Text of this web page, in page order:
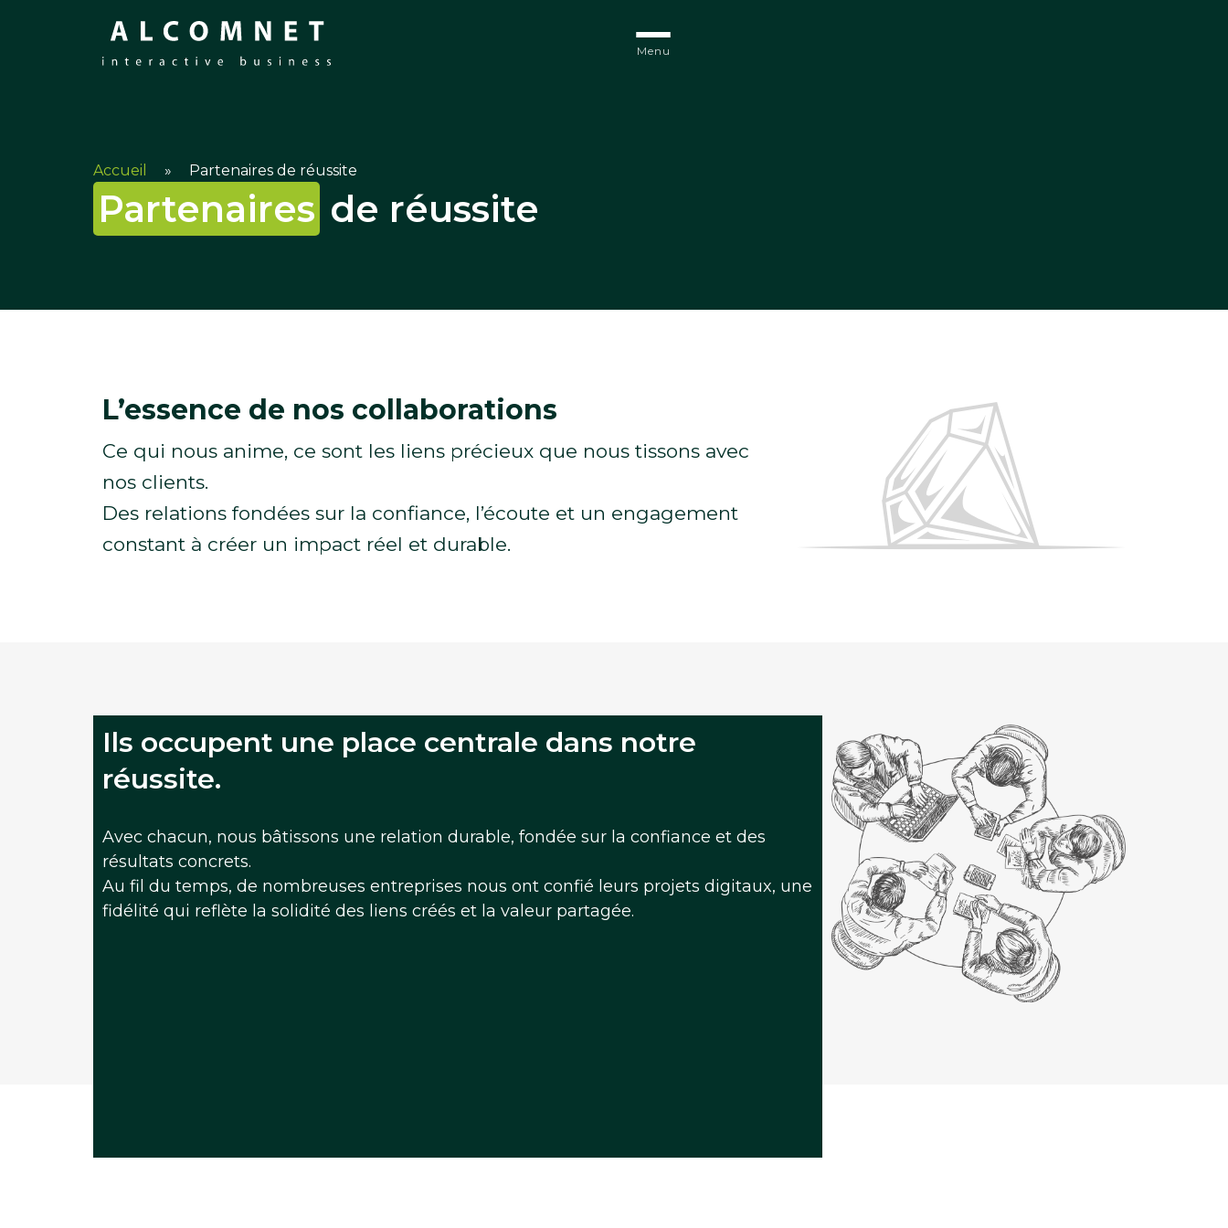
Menu
Accueil » Partenaires de réussite
Partenaires de réussite
L’essence de nos collaborations
Ce qui nous anime, ce sont les liens précieux que nous tissons avec
nos clients.
Des relations fondées sur la confiance, l’écoute et un engagement
constant à créer un impact réel et durable.
Ils occupent une place centrale dans notre
réussite.
Avec chacun, nous bâtissons une relation durable, fondée sur la confiance et des
résultats concrets.
Au fil du temps, de nombreuses entreprises nous ont confié leurs projets digitaux, une
fidélité qui reflète la solidité des liens créés et la valeur partagée.